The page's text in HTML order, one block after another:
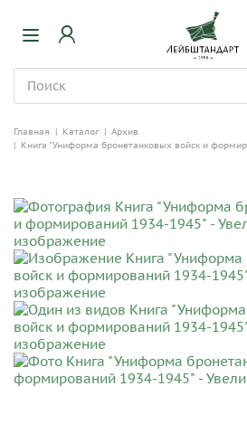
Главная | Каталог | Архив
| Книга "Униформа бронетанковых войск и